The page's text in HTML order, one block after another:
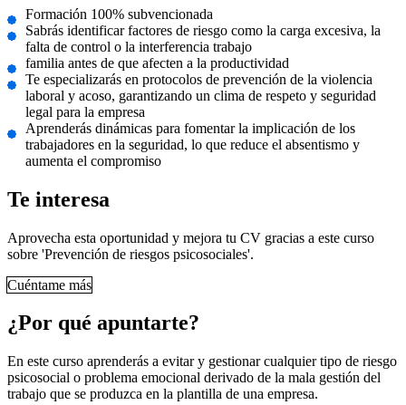
Formación 100% subvencionada
Sabrás identificar factores de riesgo como la carga excesiva, la
falta de control o la interferencia trabajo
familia antes de que afecten a la productividad
Te especializarás en protocolos de prevención de la violencia
laboral y acoso, garantizando un clima de respeto y seguridad
legal para la empresa
Aprenderás dinámicas para fomentar la implicación de los
trabajadores en la seguridad, lo que reduce el absentismo y
aumenta el compromiso
Te interesa
Aprovecha esta oportunidad y mejora tu CV gracias a este curso
sobre 'Prevención de riesgos psicosociales'.
Cuéntame más
¿Por qué apuntarte?
En este curso aprenderás a evitar y gestionar cualquier tipo de riesgo
psicosocial o problema emocional derivado de la mala gestión del
trabajo que se produzca en la plantilla de una empresa.